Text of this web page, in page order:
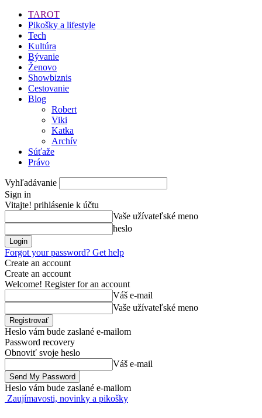
TAROT
Pikošky a lifestyle
Tech
Kultúra
Bývanie
Ženovo
Showbiznis
Cestovanie
Blog
Robert
Viki
Katka
Archív
Súťaže
Právo
Vyhľadávanie
Sign in
Vitajte! prihlásenie k účtu
Vaše užívateľské meno
heslo
Forgot your password? Get help
Create an account
Create an account
Welcome! Register for an account
Váš e-mail
Vaše užívateľské meno
Heslo vám bude zaslané e-mailom
Password recovery
Obnoviť svoje heslo
Váš e-mail
Heslo vám bude zaslané e-mailom
Zaujímavosti, novinky a pikošky